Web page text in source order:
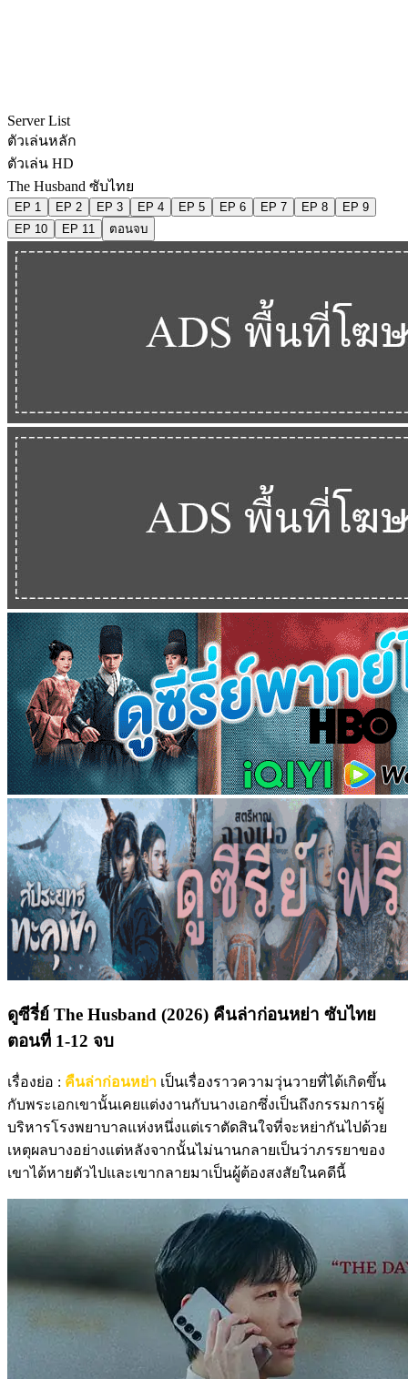
Server List
ตัวเล่นหลัก
ตัวเล่น HD
The Husband ซับไทย
EP 1 EP 2 EP 3 EP 4 EP 5 EP 6 EP 7 EP 8
EP 9
EP 10
EP 11 ตอนจบ
ดูซีรี่ย์ The Husband (2026) คืนล่าก่อนหย่า ซับไทย
ตอนที่ 1-12 จบ
เรื่องย่อ : คืนล่าก่อนหย่า เป็นเรื่องราวความวุ่นวายที่ได้เกิดขึ้น
กับพระเอกเขานั้นเคยแต่งงานกับนางเอกซึ่งเป็นถึงกรรมการผู้
บริหารโรงพยาบาลแห่งหนึ่งแต่เราตัดสินใจที่จะหย่ากันไปด้วย
เหตุผลบางอย่างแต่หลังจากนั้นไม่นานกลายเป็นว่าภรรยาของ
เขาได้หายตัวไปและเขากลายมาเป็นผู้ต้องสงสัยในคดีนี้